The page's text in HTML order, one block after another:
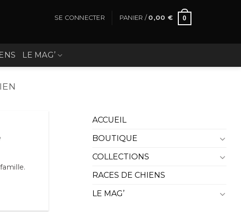
SE CONNECTER PANIER / 0,00 € 0
LE MAG’
ACCUEIL
BOUTIQUE
COLLECTIONS
RACES DE CHIENS
LE MAG’